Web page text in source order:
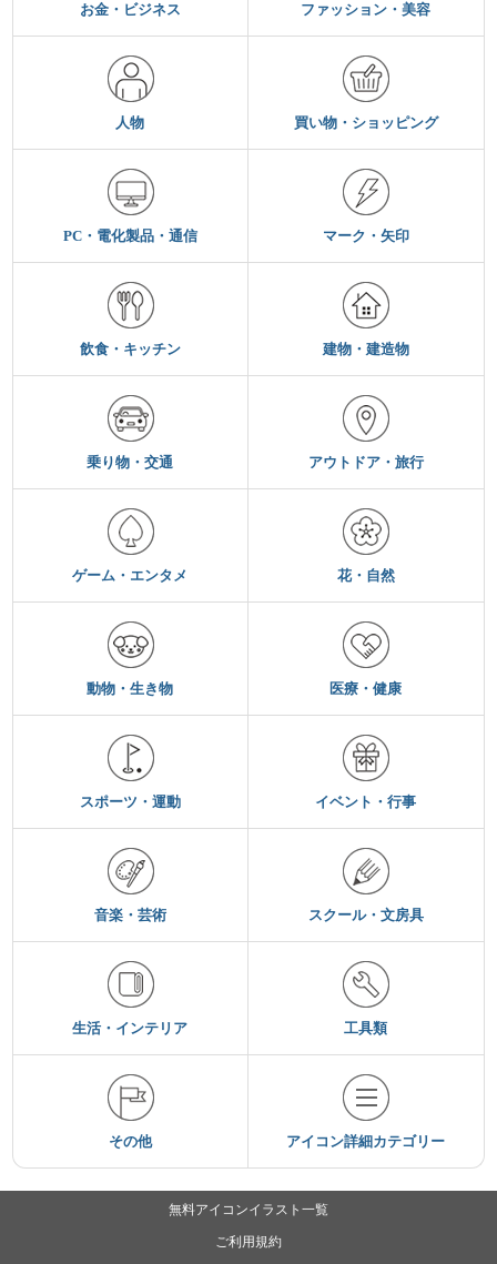
お金・ビジネス ファッション・美容
人物 買い物・ショッピング
PC・電化製品・通信 マーク・矢印
飲食・キッチン 建物・建造物
乗り物・交通 アウトドア・旅行
ゲーム・エンタメ 花・自然
動物・生き物 医療・健康
スポーツ・運動 イベント・行事
音楽・芸術 スクール・文房具
生活・インテリア 工具類
その他 アイコン詳細カテゴリー
無料アイコンイラスト一覧
ご利用規約